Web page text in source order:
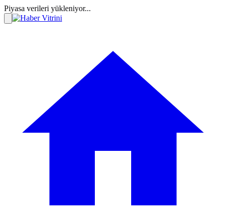
Piyasa verileri yükleniyor...